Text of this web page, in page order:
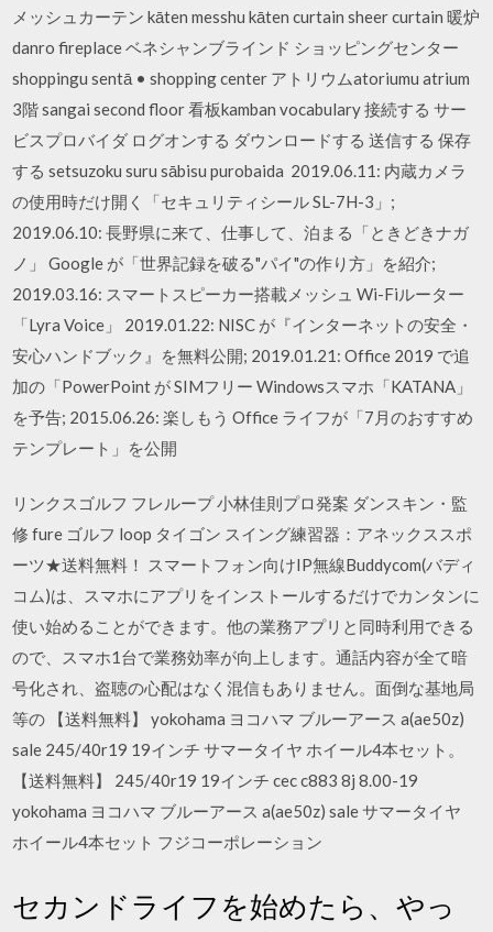
メッシュカーテン kāten messhu kāten curtain sheer curtain 暖炉
danro fireplace ベネシャンブラインド ショッピングセンター
shoppingu sentā • shopping center アトリウムatoriumu atrium
3階 sangai second floor 看板kamban vocabulary 接続する サー
ビスプロバイダ ログオンする ダウンロードする 送信する 保存
する setsuzoku suru sābisu purobaida 2019.06.11: 内蔵カメラ
の使用時だけ開く「セキュリティシール SL-7H-3」;
2019.06.10: 長野県に来て、仕事して、泊まる「ときどきナガ
ノ」 Google が「世界記録を破る"パイ"の作り方」を紹介;
2019.03.16: スマートスピーカー搭載メッシュ Wi-Fiルーター
「Lyra Voice」 2019.01.22: NISC が『インターネットの安全・
安心ハンドブック』を無料公開; 2019.01.21: Office 2019 で追
加の「PowerPoint が SIMフリー Windowsスマホ「KATANA」
を予告; 2015.06.26: 楽しもう Office ライフが「7月のおすすめ
テンプレート」を公開
リンクスゴルフ フレループ 小林佳則プロ発案 ダンスキン・監
修 fure ゴルフ loop タイゴン スイング練習器：アネックススポ
ーツ★送料無料！ スマートフォン向けIP無線Buddycom(バディ
コム)は、スマホにアプリをインストールするだけでカンタンに
使い始めることができます。他の業務アプリと同時利用できる
ので、スマホ1台で業務効率が向上します。通話内容が全て暗
号化され、盗聴の心配はなく混信もありません。面倒な基地局
等の 【送料無料】 yokohama ヨコハマ ブルーアース a(ae50z)
sale 245/40r19 19インチ サマータイヤ ホイール4本セット。
【送料無料】 245/40r19 19インチ cec c883 8j 8.00-19
yokohama ヨコハマ ブルーアース a(ae50z) sale サマータイヤ
ホイール4本セット フジコーポレーション
セカンドライフを始めたら、やっ